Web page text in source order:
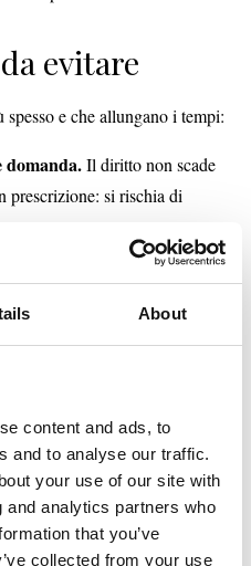
About
content and ads, to
and to analyse our traffic.
your use of our site with
analytics partners who
that you’ve
collected from your use
evitare
e che allungano i tempi:
domanda.Il diritto non scade
prescrizione: si rischia di
e pensione indiretta.
blocca la pratica.
i redditi.Per il coniuge
sbagliati portano a conguagli o
Nuovo matrimonio, fine